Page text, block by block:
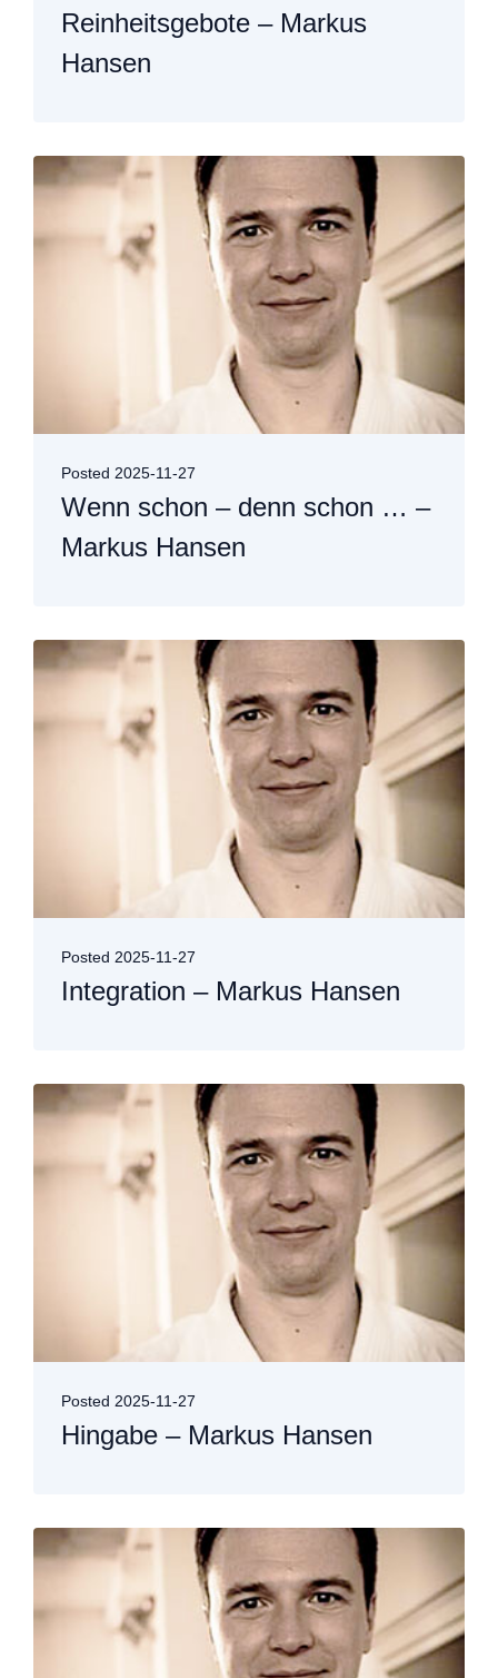
Reinheitsgebote – Markus
Hansen
Posted 2025-11-27
Wenn schon – denn schon … –
Markus Hansen
Posted 2025-11-27
Integration – Markus Hansen
Posted 2025-11-27
Hingabe – Markus Hansen